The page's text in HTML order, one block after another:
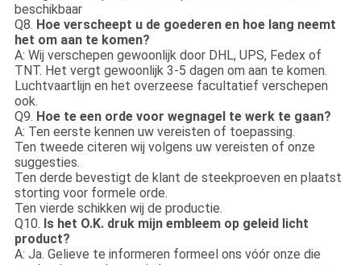
beschikbaar
Q8. Hoe verscheept u de goederen en hoe lang neemt
het om aan te komen?
A: Wij verschepen gewoonlijk door DHL, UPS, Fedex of
TNT. Het vergt gewoonlijk 3-5 dagen om aan te komen.
Luchtvaartlijn en het overzeese facultatief verschepen
ook.
Q9. Hoe te een orde voor wegnagel te werk te gaan?
A: Ten eerste kennen uw vereisten of toepassing.
Ten tweede citeren wij volgens uw vereisten of onze
suggesties.
Ten derde bevestigt de klant de steekproeven en plaatst
storting voor formele orde.
Ten vierde schikken wij de productie.
Q10. Is het O.K. druk mijn embleem op geleid licht
product?
A: Ja. Gelieve te informeren formeel ons vóór onze die